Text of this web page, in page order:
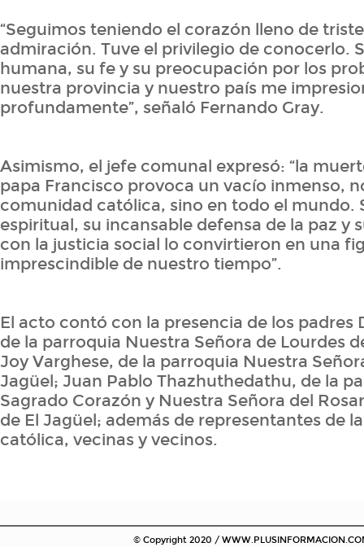
“Seguimos teniendo el corazón lleno de
admiración. Tuve el privilegio de conocerlo.
humana, su fe y su preocupación por los
nuestra provincia y nuestro país me
profundamente”, señaló Fernando Gray.
Asimismo, el jefe comunal expresó: “la
papa Francisco provoca un vacío inmenso,
comunidad católica, sino en todo el mundo.
espiritual, su incansable defensa de la paz y
con la justicia social lo convirtieron en una
imprescindible de nuestro tiempo”.
El acto contó con la presencia de los padres
de la parroquia Nuestra Señora de Lourdes
Joy Varghese, de la parroquia Nuestra
Jagüel; Juan Pablo Thazhuthedathu, de la
Sagrado Corazón y Nuestra Señora del
de El Jagüel; además de representantes de
católica, vecinas y vecinos.
© Copyright 2020 /